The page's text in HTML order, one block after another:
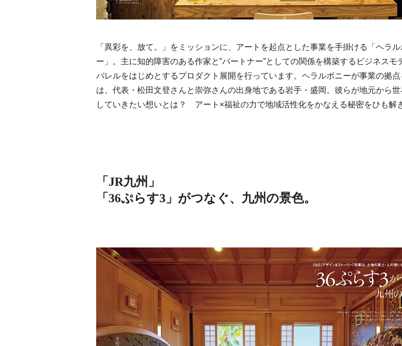
「異彩を、放て。」をミッションに、アートを起点とした事業を手掛ける「ヘラル
ー」。主に知的障害のある作家と‟パートナー”としての関係を構築するビジネスモ
パレルをはじめとするプロダクト展開を行っています。ヘラルボニーが事業の拠
は、代表・松田文登さんと崇弥さんの出身地である岩手・盛岡。彼らが地元から
していきたい想いとは？ アート×福祉の力で地域活性化をかなえる秘密をひも解
「JR九州」
「36ぷらす3」がつなぐ、九州の景色。